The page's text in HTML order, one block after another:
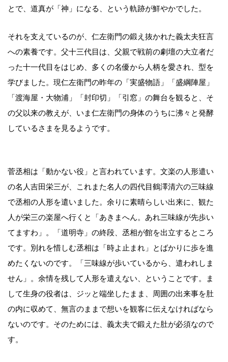
とで、道真が「神」になる、という軌跡が鮮やかでした。
それを支えているのが、仁左衛門の鍛え抜かれた義太夫狂言
への素養です。父十三代目は、父親で戦前の劇壇の大立者だ
った十一代目をはじめ、多くの名優から人柄を愛され、型を
学びました。現仁左衛門の昨年の「実盛物語」「盛綱陣屋」
「渡海屋・大物浦」「封印切」「引窓」の舞台を観ると、そ
の父以来の教えが、いま仁左衛門の身体のうちに沸々と発酵
しているさまを見るようです。
菅丞相は「動かない役」と言われています。文楽の人形遣い
の名人吉田栄三が、これまた名人の四代目鶴澤清六の三味線
で丞相の人形を遣いました。余りに素晴らしい出来に、観た
人が栄三の楽屋へ行くと「あきまへん。あれ三味線が先歩い
てますわ」。「道明寺」の終段、丞相が館を出立するところ
です。別れを惜しむ丞相は「時よ止まれ」とばかりに歩を進
めたくないのです。「三味線が歩いているから、遣われしま
せん」。余情を残して人形を遣えない、ということです。ま
して生身の役者は、ジッと端坐したまま、周囲の出来事を肚
の内に収めて、無言のままで想いを観客に伝えなければなら
ないのです。そのためには、義太夫で鍛えた肚が必須なので
す。